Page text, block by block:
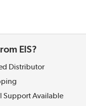
EIS?
Distributor
Support Available